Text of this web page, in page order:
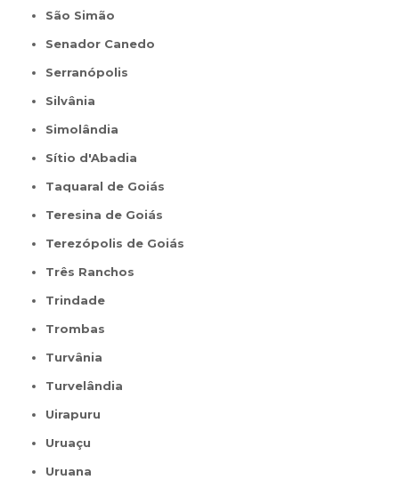
São Simão
Senador Canedo
Serranópolis
Silvânia
Simolândia
Sítio d'Abadia
Taquaral de Goiás
Teresina de Goiás
Terezópolis de Goiás
Três Ranchos
Trindade
Trombas
Turvânia
Turvelândia
Uirapuru
Uruaçu
Uruana